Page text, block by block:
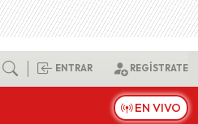
ENTRAR REGÍSTRATE
EN VIVO